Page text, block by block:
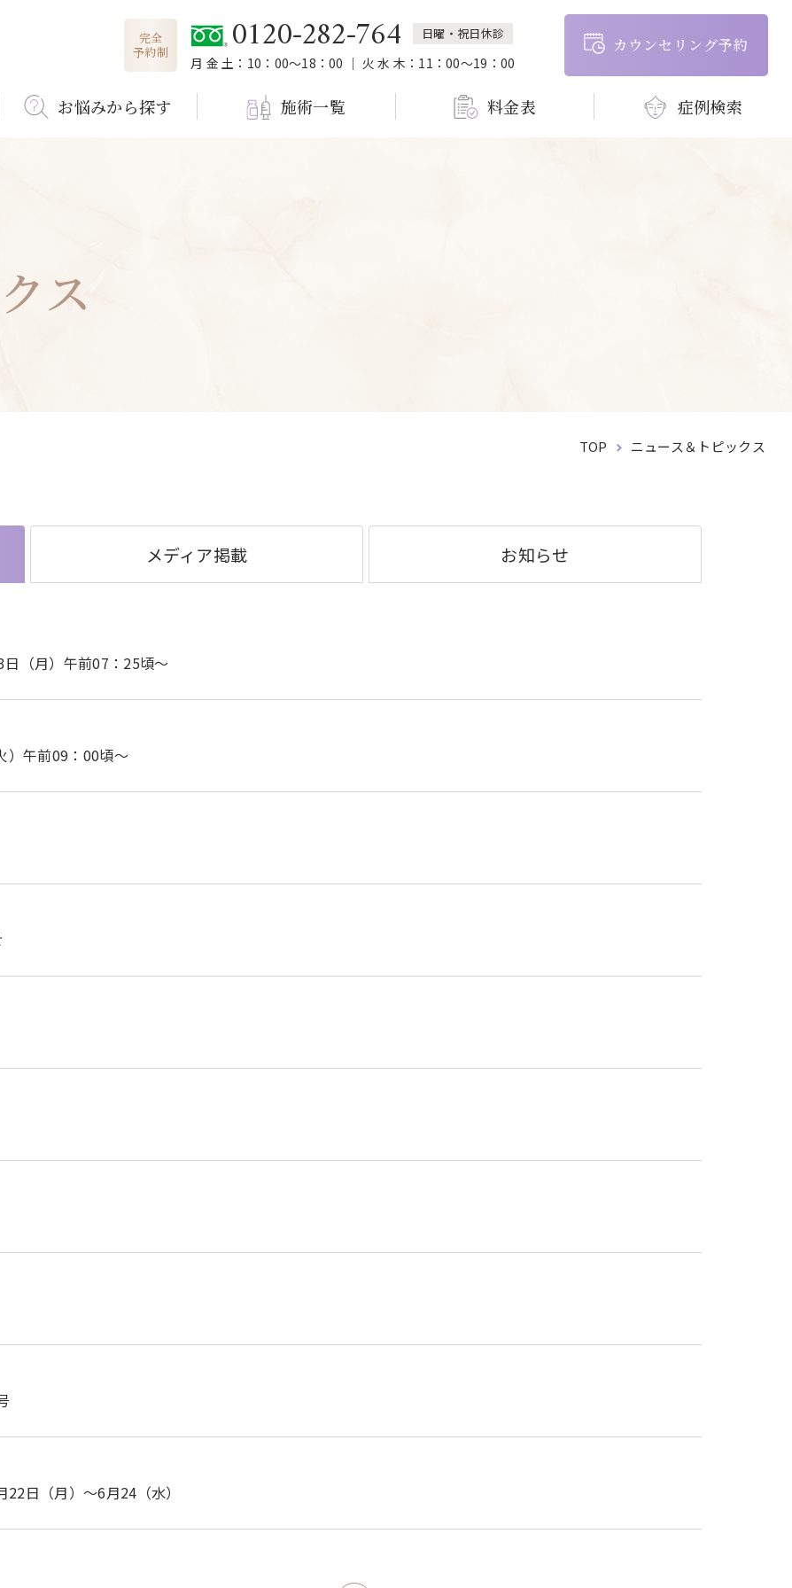
完全
予約制
0120-282-764 日曜・祝日休診
月 金 土：10：00～18：00 ｜ 火 水 木：11：00～19：00
カウンセリング予約
お悩みから探す 施術一覧 料金表 症例検索
ス
TOP ニュース＆トピックス
メディア掲載 お知らせ
（月）午前07：25頃～
午前09：00頃～
日（月）～6月24（水）